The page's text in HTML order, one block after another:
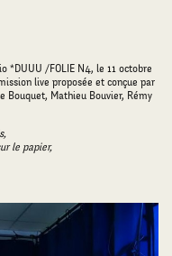
*DUUU /FOLIE N4, le 11 octobre
live proposée et conçue par
Bouquet, Mathieu Bouvier, Rémy
le papier,